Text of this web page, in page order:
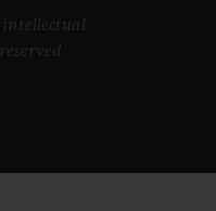
intellectual